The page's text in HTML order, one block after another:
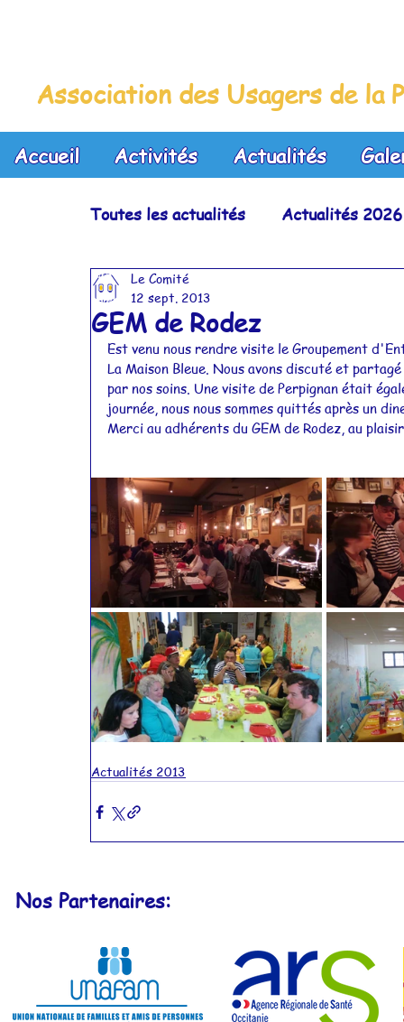
Association des Usagers de la
Accueil Activités Actualités
Toutes les actualités Actualités 2026
Actualités 2023
Actualités 2019 Actualités 2018
Actualités 2015 Actualités 2014
Actualités 2011 Actualités 2010
GEM de Rodez
Le Comité
12 sept. 2013
Est venu nous rendre visite le Groupement
La Maison Bleue. Nous avons discuté et
par nos soins. Une visite de Perpignan était
journée, nous nous sommes quittés après un
Merci au adhérents du GEM de Rodez, au
Actualités 2013
Nos Partenaires: